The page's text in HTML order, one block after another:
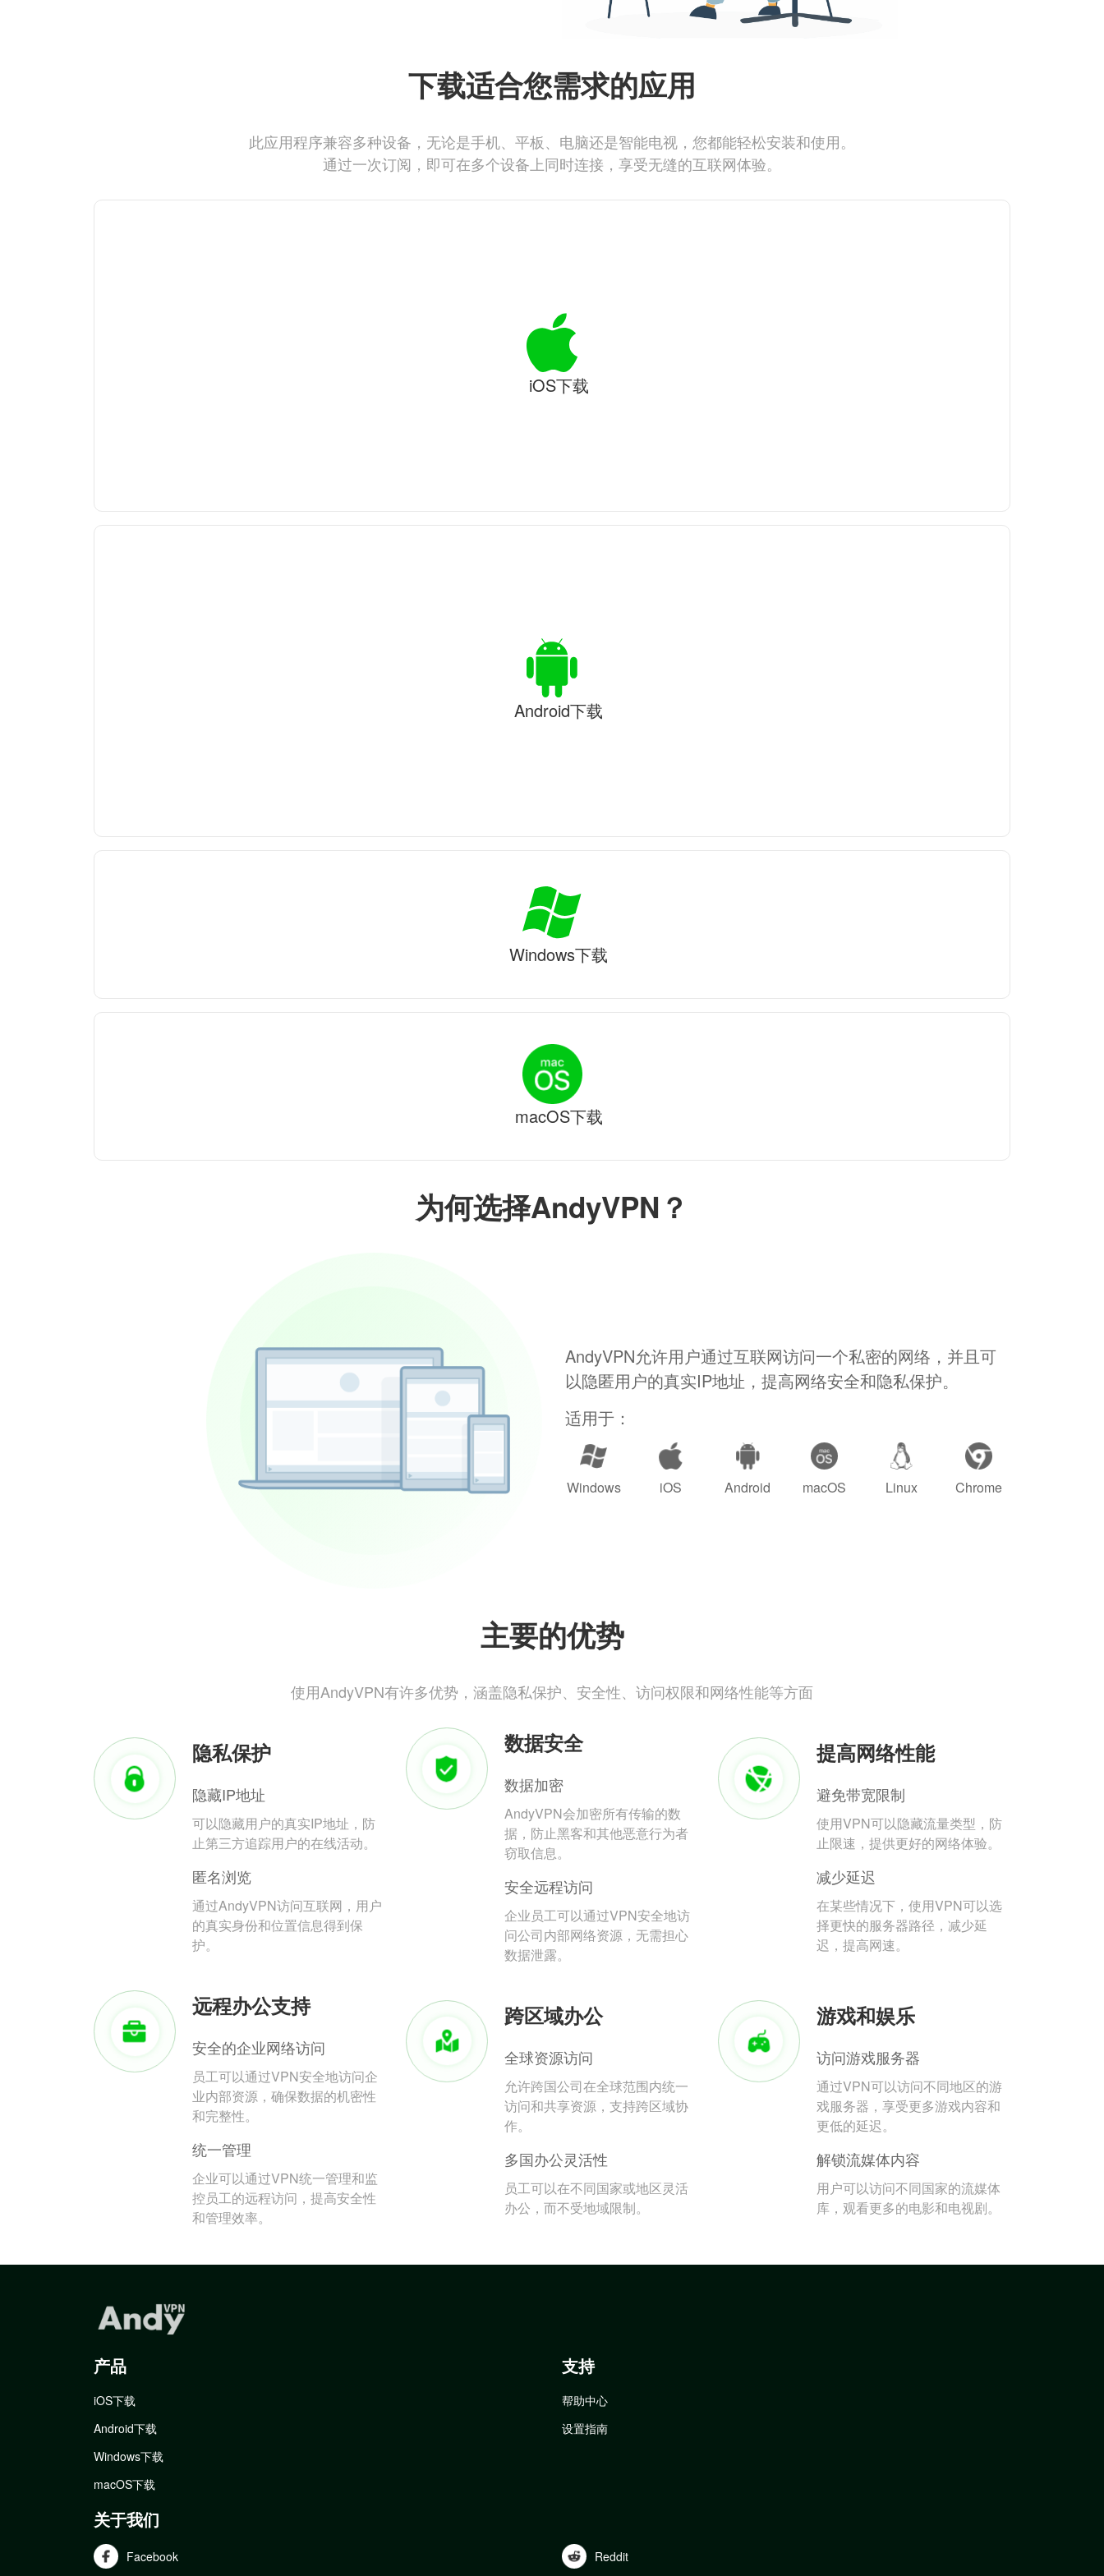
为何选择AndyVPN？
AndyVPN允许用户通过互联网访问一个私密的网络，并且可
以隐匿用户的真实IP地址，提高网络安全和隐私保护。
适用于：
Windows iOS Android macOS Linux Chrome
主要的优势
使用AndyVPN有许多优势，涵盖隐私保护、安全性、访问权限和网络性能等方面
隐私保护
隐藏IP地址
可以隐藏用户的真实IP地址，防
止第三方追踪用户的在线活动。
匿名浏览
通过AndyVPN访问互联网，用户
的真实身份和位置信息得到保
护。
数据安全
数据加密
AndyVPN会加密所有传输的数
据，防止黑客和其他恶意行为者
窃取信息。
安全远程访问
企业员工可以通过VPN安全地访
问公司内部网络资源，无需担心
数据泄露。
提高网络性能
避免带宽限制
使用VPN可以隐藏流量类型，防
止限速，提供更好的网络体验。
减少延迟
在某些情况下，使用VPN可以选
择更快的服务器路径，减少延
迟，提高网速。
远程办公支持
安全的企业网络访问
员工可以通过VPN安全地访问企
业内部资源，确保数据的机密性
和完整性。
统一管理
企业可以通过VPN统一管理和监
控员工的远程访问，提高安全性
和管理效率。
跨区域办公
全球资源访问
允许跨国公司在全球范围内统一
访问和共享资源，支持跨区域协
作。
多国办公灵活性
员工可以在不同国家或地区灵活
办公，而不受地域限制。
游戏和娱乐
访问游戏服务器
通过VPN可以访问不同地区的游
戏服务器，享受更多游戏内容和
更低的延迟。
解锁流媒体内容
用户可以访问不同国家的流媒体
库，观看更多的电影和电视剧。
下载适合您需求的应用
此应用程序兼容多种设备，无论是手机、平板、电脑还是智能电视，您都能轻松安装和使用。
通过一次订阅，即可在多个设备上同时连接，享受无缝的互联网体验。
iOS下载
Android下载
Windows下载
macOS下载
产品
iOS下载
Android下载
Windows下载
macOS下载
支持
帮助中心
设置指南
关于我们
Facebook Reddit